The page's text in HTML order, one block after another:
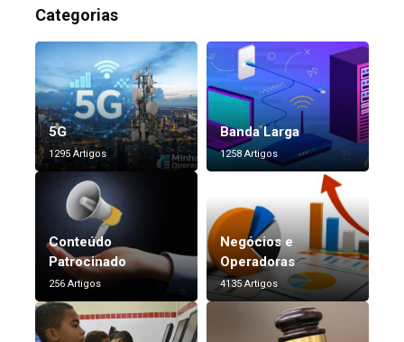
Categorias
5G
1295 Artigos
Banda Larga
1258 Artigos
Conteúdo
Patrocinado
256 Artigos
Negócios e
Operadoras
4135 Artigos